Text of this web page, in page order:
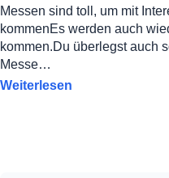
Messen sind toll, um mit
kommenEs werden auch
kommen.Du überlegst auch
Messe…
Weiterlesen